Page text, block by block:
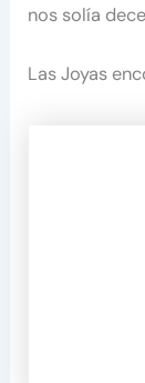
nos solía
Las Joyas